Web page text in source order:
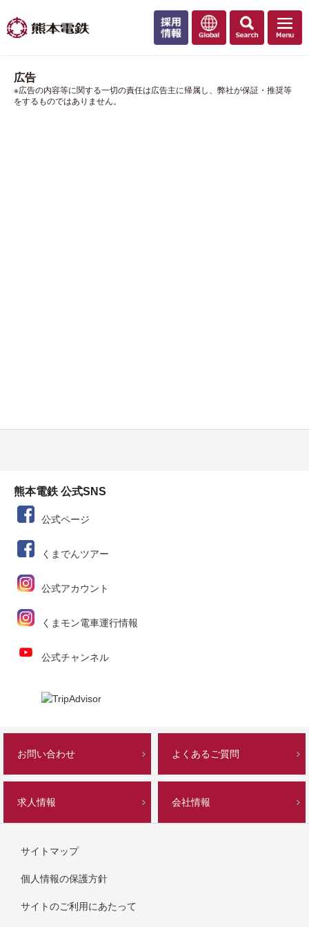
広告
※広告の内容等に関する一切の責任は広告主に帰属し、弊社が保証・推奨等
をするものではありません。
熊本電鉄 公式SNS
公式ページ
くまでんツアー
公式アカウント
くまモン電車運行情報
公式チャンネル
お問い合わせ よくあるご質問
求人情報 会社情報
サイトマップ
個人情報の保護方針
サイトのご利用にあたって